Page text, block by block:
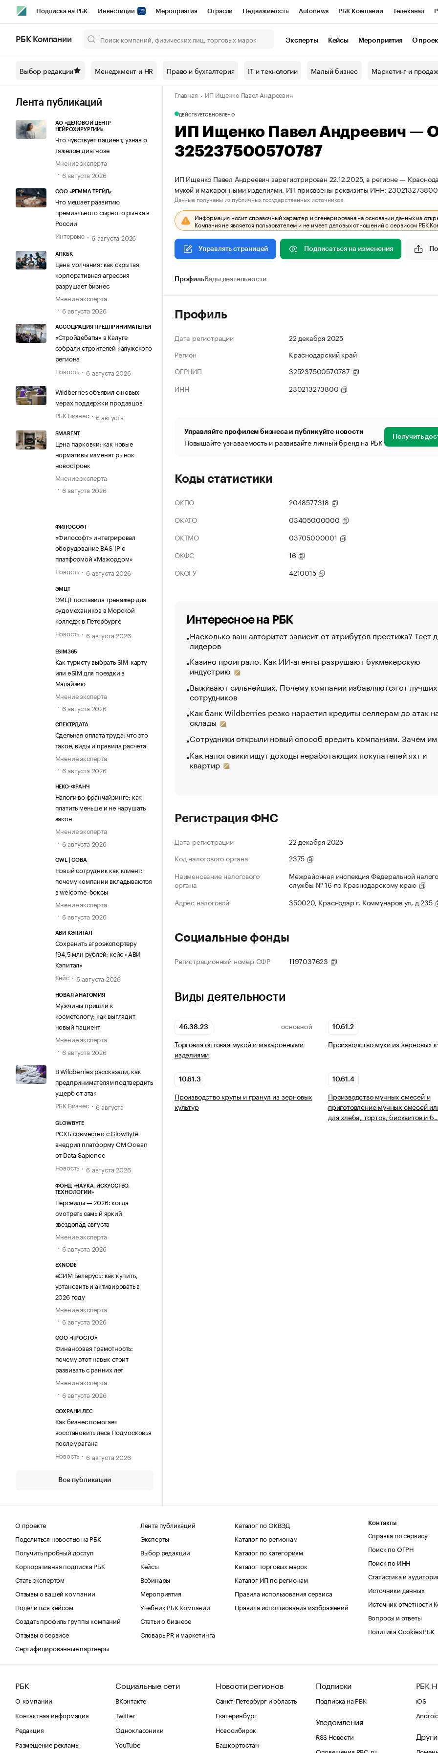
Подписка на РБК Инвестиции Мероприятия Отрасли Недвижимость Autonews РБК Компании Телеканал
Спецпроекты СПб Конференции СПб Спецпроекты Проверка контрагентов
Технологии и медиа Рынок наличной валюты
РБК Компании Эксперты Кейсы Мероприятия О
Выбор редакции Менеджмент и HR Право и бухгалтерия IT и технологии Малый бизнес Маркетинг и
Лента публикаций
АО «ДЕЛОВОЙ ЦЕНТР
НЕЙРОХИРУРГИИ»
Что чувствует пациент, узнав о
тяжелом диагнозе
Мнение эксперта
6 августа 2026
ООО «РЕММА ТРЕЙД»
Что мешает развитию
премиального сырного рынка в
России
Интервью
6 августа 2026
АПКБК
Цена молчания: как скрытая
корпоративная агрессия
разрушает бизнес
Мнение эксперта
6 августа 2026
АССОЦИАЦИЯ ПРЕДПРИНИМАТЕЛЕЙ
«Стройдебаты» в Калуге
собрали строителей калужского
региона
Новость
6 августа 2026
Wildberries объявил о новых
мерах поддержки продавцов
РБК Бизнес
6 августа
SMARENT
Цена парковки: как новые
нормативы изменят рынок
новостроек
Мнение эксперта
6 августа 2026
ФИЛОСОФТ
«Философт» интегрировал
оборудование BAS-IP с
платформой «Мажордом»
Новость
6 августа 2026
ЭМЦТ
ЭМЦТ поставила тренажер для
судомехаников в Морской
колледж в Петербурге
Новость
6 августа 2026
ESIM365
Как туристу выбрать SIM-карту
или eSIM для поездки в
Малайзию
Мнение эксперта
6 августа 2026
СПЕКТРДАТА
Сдельная оплата труда: что это
такое, виды и правила расчета
Мнение эксперта
6 августа 2026
НЕКО-ФРАНЧ
Налоги во франчайзинге: как
платить меньше и не нарушать
закон
Мнение эксперта
6 августа 2026
OWL | СОВА
Новый сотрудник как клиент:
почему компании вкладываются
в welcome-боксы
Мнение эксперта
6 августа 2026
АВИ КЭПИТАЛ
Сохранить агроэкспортеру
194,5 млн рублей: кейс «АВИ
Кэпитал»
Кейс
6 августа 2026
НОВАЯ АНАТОМИЯ
Мужчины пришли к
косметологу: как выглядит
новый пациент
Мнение эксперта
6 августа 2026
В Wildberries рассказали, как
предпринимателям подтвердить
ущерб от атак
РБК Бизнес
6 августа
GLOWBYTE
РСХБ совместно с GlowByte
внедрил платформу CM Ocean
от Data Sapience
Новость
6 августа 2026
ФОНД «НАУКА. ИСКУССТВО.
ТЕХНОЛОГИИ»
Персеиды — 2026: когда
смотреть самый яркий
звездопад августа
Мнение эксперта
6 августа 2026
EXNODE
еСИМ Беларусь: как купить,
установить и активировать в
2026 году
Мнение эксперта
6 августа 2026
ООО «ПРОСТО.»
Финансовая грамотность:
почему этот навык стоит
развивать с ранних лет
Мнение эксперта
6 августа 2026
СОХРАНИ ЛЕС
Как бизнес помогает
восстановить леса Подмосковья
после урагана
Новость
6 августа 2026
Все публикации
Главная ИП Ищенко Павел Андреевич
ДЕЙСТВУЕТОБНОВЛЕНО
ИП Ищенко Павел Андреевич —
325237500570787
ИП Ищенко Павел Андреевич зарегистрирован 22.12.2025, в регионе —
мукой и макаронными изделиями. ИП присвоены реквизиты ИНН:
Данные получены из публичных государственных источников.
Информация носит справочный характер и сгенерирована на основании данных из
Компания не является пользователем и не имеет деловых отношений с сервисом РБК
Управлять страницей Подписаться на изменения
ПрофильВиды деятельности
Профиль
Дата регистрации
22 декабря 2025
Регион
Краснодарский край
ОГРНИП
325237500570787
ИНН
230213273800
Управляйте профилем бизнеса и публикуйте новости
Повышайте узнаваемость и развивайте личный бренд на РБК Получить
Коды статистики
ОКПО
2048577318
ОКАТО
03405000000
ОКТМО
03705000001
ОКФС
16
ОКОГУ
4210015
Интересное на РБК
Насколько ваш авторитет зависит от атрибутов престижа? Тест
лидеров
Казино проиграло. Как ИИ-агенты разрушают букмекерскую
индустрию
Выживают сильнейших. Почему компании избавляются от лучших
сотрудников
Как банк Wildberries резко нарастил кредиты селлерам до атак
склады
Сотрудники открыли новый способ вредить компаниям. Зачем
Как налоговики ищут доходы неработающих покупателей яхт и
квартир
Регистрация ФНС
Дата регистрации
22 декабря 2025
Код налогового органа
2375
Наименование налогового
органа
Межрайонная инспекция Федеральной
службы № 16 по Краснодарскому краю
Адрес налоговой
350020, Краснодар г, Коммунаров ул, д 235
Социальные фонды
Регистрационный номер СФР 1197037623
Виды деятельности
46.38.23 ОСНОВНОЙ
Торговля оптовая мукой и макаронными
изделиями
10.61.2
Производство муки из зерновых
10.61.3
Производство крупы и гранул из зерновых
культур
10.61.4
Производство мучных смесей и
приготовление мучных смесей
для хлеба, тортов, бисквитов и
О проекте
Поделиться новостью на РБК
Получить пробный доступ
Корпоративная подписка РБК
Стать экспертом
Отзывы о вашей компании
Поделиться кейсом
Создать профиль группы компаний
Отзывы о сервисе
Сертифицированные партнеры
Лента публикаций
Эксперты
Выбор редакции
Кейсы
Вебинары
Мероприятия
Учебник РБК Компании
Статьи о бизнесе
Словарь PR и маркетинга
Каталог по ОКВЭД
Каталог по регионам
Каталог по категориям
Каталог торговых марок
Каталог ИП по регионам
Правила использования сервиса
Правила использования изображений
Контакты
Справка по сервису
Поиск по ОГРН
Поиск по ИНН
Статистика и
Источники данных
Источник отчетности
Вопросы и ответы
Политика Cookies РБК
РБК
О компании
Контактная информация
Редакция
Размещение рекламы
Социальные сети
ВКонтакте
Twitter
Одноклассники
YouTube
Новости регионов
Санкт-Петербург и область
Екатеринбург
Новосибирск
Башкортостан
Подписки
Подписка на РБК
Уведомления
RSS Новости
Оповещения RBC.ru
РБК
iOS